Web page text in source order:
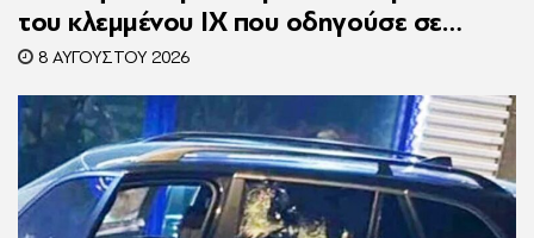
του κλεμμένου ΙΧ που οδηγούσε σε
τροχαίο
8 ΑΥΓΟΎΣΤΟΥ 2026